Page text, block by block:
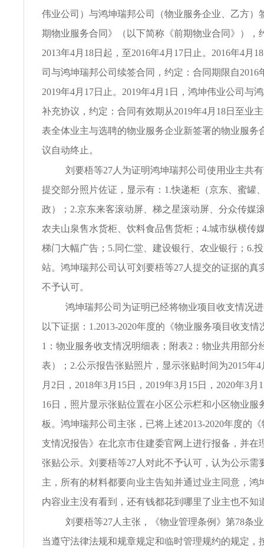
伟业公司）与鸿坤瑞邦公司（物业服务企业、乙方）
期物业服务合同》（以下简称《前期物业合同》），
2013年4月18日起，至2016年4月17日止。2016年4月
司与鸿坤瑞邦公司续签合同，约定：合同期限自2016
2019年4月17日止。2019年4月1日，鸿坤伟业公司与
补充协议，约定：合同有效期从2019年4月18日至业
表全体业主与选聘的物业服务企业新签署的物业服务
议自动终止。
刘要梧等27人为证明鸿坤瑞邦公司使用业主共
提交部分照片佐证，显示有：1.快递柜（京东、蜜罐
政）；2.京东来客滚动屏、梯之星滚动屏、分众传媒
农夫山泉售水货柜、饮料食品售货柜；4.城市纵横传
梯门大幅广告；5.同仁堂、建设银行、农业银行；6.
站。鸿坤瑞邦公司认可刘要梧等27人提交的证据的真
不予认可。
鸿坤瑞邦公司为证明已经将物业项目收支情况
以下证据：1.2013-2020年度的《物业服务项目收支情
1：物业服务收支情况明细表；附表2：物业共用部分
表）；2.公示报告张贴照片，显示张贴时间为2015年4
月2日，2018年3月15日，2019年3月15日，2020年3月
16日，照片显示张贴位置在小区公示栏和小区物业服
板。鸿坤瑞邦公司主张，已将上述2013-2020年度的
支情况报告》在北京市住建委官网上进行报备，并在
张贴公示。刘要梧等27人对此不予认可，认为公示需
主，所有的材料都要向业主告知并通过业主同意，鸿
内容业主没有看到，还有钱都花到哪里了业主也不知
刘要梧等27人主张，《物业管理条例》第78条
当遵守法律法规和规章规定和临时管理规约的规定，